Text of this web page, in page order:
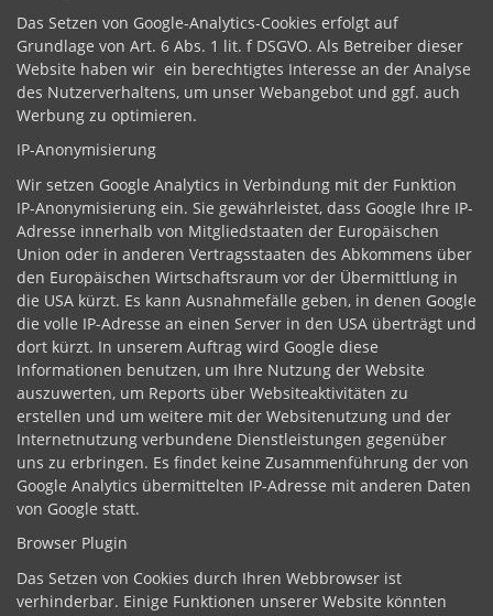
Das Setzen von Google-Analytics-Cookies erfolgt auf
Grundlage von Art. 6 Abs. 1 lit. f DSGVO. Als Betreiber dieser
Website haben wir ein berechtigtes Interesse an der Analyse
des Nutzerverhaltens, um unser Webangebot und ggf. auch
Werbung zu optimieren.
IP-Anonymisierung
Wir setzen Google Analytics in Verbindung mit der Funktion
IP-Anonymisierung ein. Sie gewährleistet, dass Google Ihre IP-
Adresse innerhalb von Mitgliedstaaten der Europäischen
Union oder in anderen Vertragsstaaten des Abkommens über
den Europäischen Wirtschaftsraum vor der Übermittlung in
die USA kürzt. Es kann Ausnahmefälle geben, in denen Google
die volle IP-Adresse an einen Server in den USA überträgt und
dort kürzt. In unserem Auftrag wird Google diese
Informationen benutzen, um Ihre Nutzung der Website
auszuwerten, um Reports über Websiteaktivitäten zu
erstellen und um weitere mit der Websitenutzung und der
Internetnutzung verbundene Dienstleistungen gegenüber
uns zu erbringen. Es findet keine Zusammenführung der von
Google Analytics übermittelten IP-Adresse mit anderen Daten
von Google statt.
Browser Plugin
Das Setzen von Cookies durch Ihren Webbrowser ist
verhinderbar. Einige Funktionen unserer Website könnten